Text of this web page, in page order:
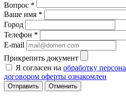
Вопрос *
Ваше имя *
Город
Телефон *
E-mail
Прикрепить документ
Я согласен на обработку
договором оферты ознакомлен
Отменить